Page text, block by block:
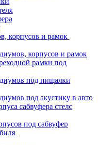
корпусов и рамок
корпусов и рамок
рамки под
под пищалки
под акустику в авто
сабвуфера стелс
под сабвуфер